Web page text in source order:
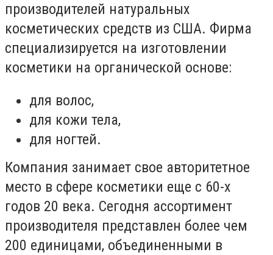
производителей натуральных
косметических средств из США. Фирма
специализируется на изготовлении
косметики на органической основе:
для волос,
для кожи тела,
для ногтей.
Компания занимает свое авторитетное
место в сфере косметики еще с 60-х
годов 20 века. Сегодня ассортимент
производителя представлен более чем
200 единицами, объединенными в